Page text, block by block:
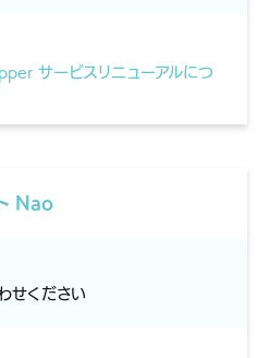
サービスリニューアルにつ
Nao
せください